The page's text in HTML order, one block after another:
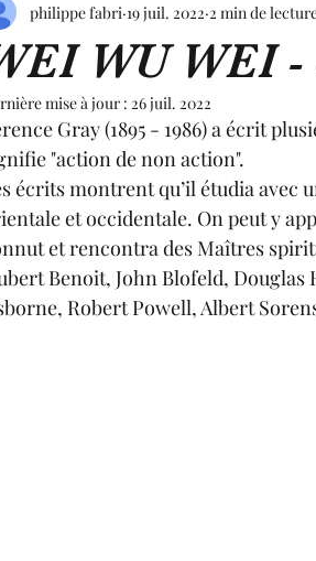
du regard Expériences
Spectacle
WU WEI
philippe fabri 19 juil. 2022 2 min de
mise à jour : 26 juil. 2022
Gray (1895 - 1986) a écrit
"action de non action".
écrits montrent qu’il étudia
et occidentale. On peut y
et rencontra des Maîtres
Benoit, John Blofeld,
Robert Powell, Albert